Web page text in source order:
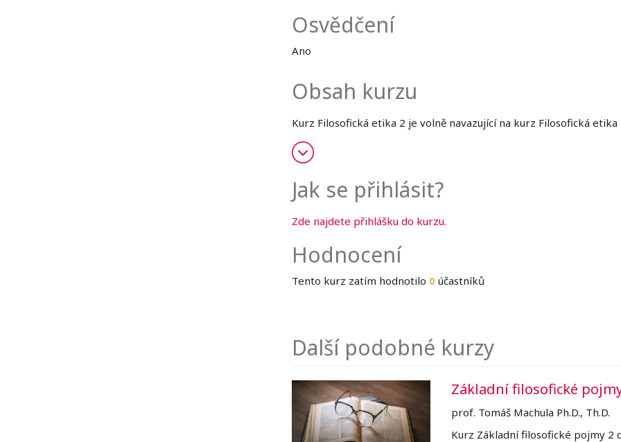
Osvědčení
Ano
Obsah kurzu
Kurz Filosofická etika 2 je volně navazující na kurz Filosofická etika
Jak se přihlásit?
Zde najdete přihlášku do kurzu.
Hodnocení
Tento kurz zatím hodnotilo 0 účastníků
Další podobné kurzy
Základní filosofické
prof. Tomáš Machula Ph.D., Th.D.
Kurz Základní filosofické pojmy 2